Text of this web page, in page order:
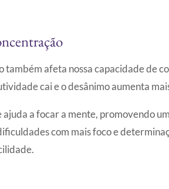
também afeta nossa capacidade de
cai e o desânimo aumenta
a focar a mente, promovendo
com mais foco e